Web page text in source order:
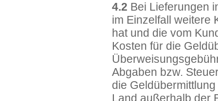
4.2 Bei Lieferungen
im Einzelfall weitere
hat und die vom
Kosten für die
Abgaben bzw.
die
Land außerhalb der